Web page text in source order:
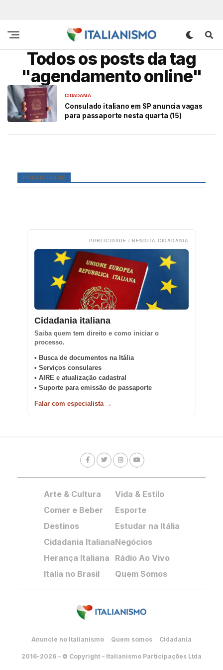
Todos os posts da tag
"agendamento online"
CIDADANIA
Consulado italiano em SP anuncia vagas
para passaporte nesta quarta (15)
PUBLICIDADE
PUBLICIDADE / BENDITA CIDADANIA
Cidadania italiana
Saiba quem tem direito e como iniciar o
processo.
• Busca de documentos na Itália
• Serviços consulares
• AIRE e atualização cadastral
• Suporte para emissão de passaporte
Falar com especialista →
Arte & Cultura
Comer e Beber
Destinos
Cidadania Italiana
Herança Italiana
Italia no Brasil
Vida & Estilo
Esporte
Estudar na Itália
Negócios
Rádio Ao Vivo
Quem Somos
Anuncie no Italianismo Quem somos Cidadania
2016-2026 – © Copyright – Italianismo Participações Ltda